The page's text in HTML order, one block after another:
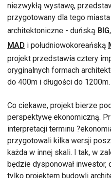
niezwykłą wystawę,
przygotowany dla tego
architektoniczne - duńską BIG
MAD i południowokoreańską
projekt przedstawia cztery
oryginalnych formach
do 400m i długości do 1200m.
Co ciekawe, projekt bierze
perspektywę ekonomiczną.
interpretacji terminu
przygotowali kilka wersji
każda w innej skali. I tak, w
będzie dysponował inwestor,
tylko projektem budowli